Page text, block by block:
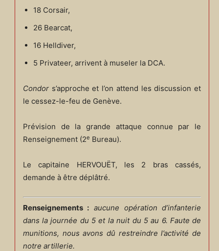
18 Corsair,
26 Bearcat,
16 Helldiver,
5 Privateer, arrivent à museler la DCA.
Condors’approche et l’on attend les discussion et
le cessez-le-feu de Genève.
Prévision de la grande attaque connue par le
Renseignement (2e Bureau).
Le capitaine HERVOUËT, les 2 bras cassés,
demande à être déplâtré.
Renseignements : aucune opération d’infanterie
dans la journée du 5 et la nuit du 5 au 6. Faute de
munitions, nous avons dû restreindre l’activité de
notre artillerie.